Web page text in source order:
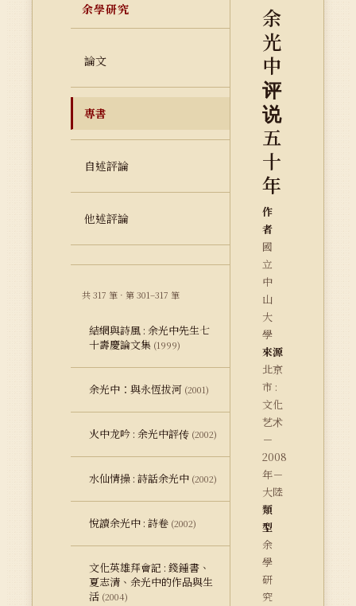
余學研究
論文
專書
自述評論
他述評論
共 317 筆 · 第 301–317 筆
結網與詩風 : 余光中先生七
十壽慶論文集 (1999)
余光中：與永恆拔河 (2001)
火中龙吟 : 余光中評传 (2002)
水仙情操 : 詩話余光中 (2002)
悅讀余光中 : 詩卷 (2002)
文化英雄拜會記 : 錢鍾書、
夏志清、余光中的作品與生
活 (2004)
余
光
中
评
说
五
十
年
作
者
國
立
中
山
大
學
來源
北京
市 :
文化
艺术
－
2008
年－
大陸
類
型
余
學
研
究